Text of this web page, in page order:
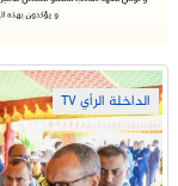
الداخلة الرأي TV